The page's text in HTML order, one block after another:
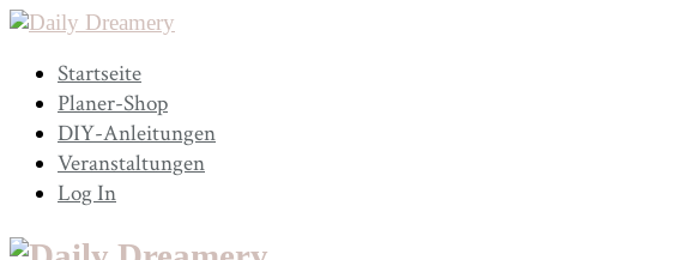
Startseite
Planer-Shop
DIY-Anleitungen
Veranstaltungen
Log In